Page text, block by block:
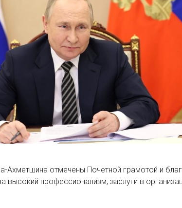
отмечены Почетной грамотой и
профессионализм, заслуги в